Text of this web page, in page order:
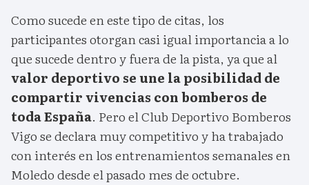
Como sucede en este tipo de citas, los
participantes otorgan casi igual importancia a lo
que sucede dentro y fuera de la pista, ya que al
valor deportivo se une la posibilidad de
compartir vivencias con bomberos de
toda España. Pero el Club Deportivo Bomberos
Vigo se declara muy competitivo y ha trabajado
con interés en los entrenamientos semanales en
Moledo desde el pasado mes de octubre.